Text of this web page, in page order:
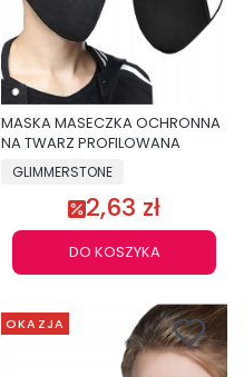
MASKA MASECZKA OCHRONNA
NA TWARZ PROFILOWANA
GLIMMERSTONE
2,63 zł
DO KOSZYKA
OKAZJA